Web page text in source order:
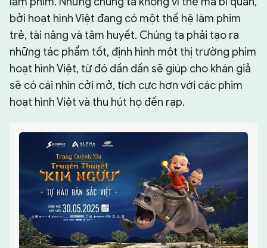
bởi hoạt hình Việt đang có một thế hệ làm phim
trẻ, tài năng và tâm huyết. Chúng ta phải tạo ra
những tác phẩm tốt, định hình một thị trường phim
hoạt hình Việt, từ đó dần dần sẽ giúp cho khán giả
sẽ có cái nhìn cởi mở, tích cực hơn với các phim
hoạt hình Việt và thu hút họ đến rạp.